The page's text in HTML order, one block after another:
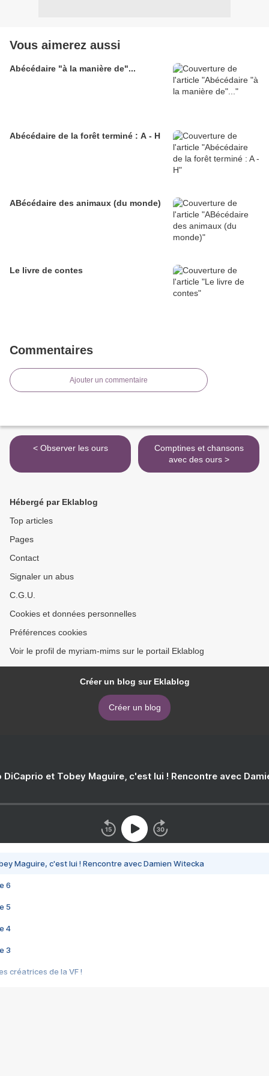
Vous aimerez aussi
Abécédaire "à la manière de"...
Abécédaire de la forêt terminé : A - H
ABécédaire des animaux (du monde)
Le livre de contes
Commentaires
Ajouter un commentaire
< Observer les ours
Comptines et chansons
avec des ours >
Hébergé par Eklablog
Top articles
Pages
Contact
Signaler un abus
C.G.U.
Cookies et données personnelles
Préférences cookies
Voir le profil de myriam-mims sur le portail Eklablog
Créer un blog sur Eklablog
Créer un blog
DiCaprio et Tobey Maguire, c'est lui ! Rencontre avec
Maguire, c'est lui ! Rencontre avec Damien Witecka
6
5
4
3
créatrices de la VF !